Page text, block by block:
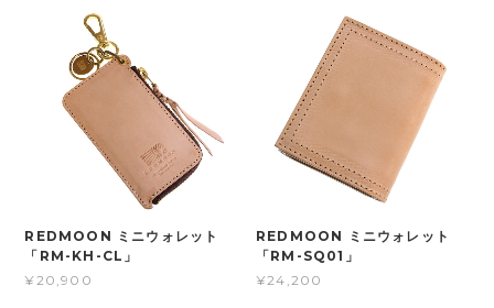
REDMOON ミニウォレット
「RM-KH-CL」
¥20,900
REDMOON ミニウォレット
「RM-SQ01」
¥24,200